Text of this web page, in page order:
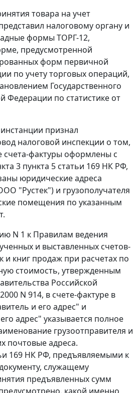
товара на учет
налоговому органу и
формы ТОРГ-12,
предусмотренной
форм первичной
по учету торговых операций,
Государственного
Федерации по статистике от
признал
налоговой инспекции о том,
счета-фактуры оформлены с
3 пункта 5 статьи 169 НК РФ,
юридические адреса
"Рустек") и грузополучателя
помещения по указанным
N 1 к Правилам ведения
и выставленных счетов-
и книг продаж при расчетах по
стоимость, утвержденным
Российской
N 914, в счете-фактуре в
и его адрес" и
адрес" указывается полное
грузоотправителя и
почтовые адреса.
169 НК РФ, предъявляемыми к
служащему
предъявленных сумм